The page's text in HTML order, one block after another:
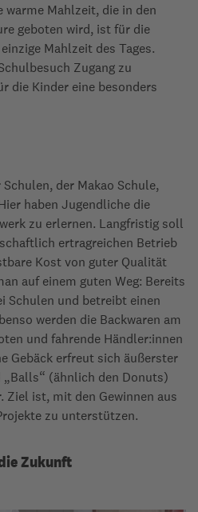
warme Mahlzeit, die in den
geboten wird, ist für die
Mahlzeit des Tages.
Zugang zu
die Kinder eine besonders
der Makao Schule,
haben Jugendliche die
zu erlernen. Langfristig soll
ertragreichen Betrieb
Kost von guter Qualität
auf einem guten Weg: Bereits
Schulen und betreibt einen
werden die Backwaren am
und fahrende Händler:innen
Gebäck erfreut sich äußerster
(ähnlich den Donuts)
Ziel ist, mit den Gewinnen aus
zu unterstützen.
Zukunft